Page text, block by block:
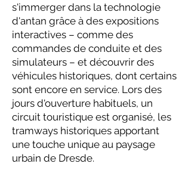
s'immerger dans la technologie
d'antan grâce à des expositions
interactives – comme des
commandes de conduite et des
simulateurs – et découvrir des
véhicules historiques, dont certains
sont encore en service. Lors des
jours d'ouverture habituels, un
circuit touristique est organisé, les
tramways historiques apportant
une touche unique au paysage
urbain de Dresde.